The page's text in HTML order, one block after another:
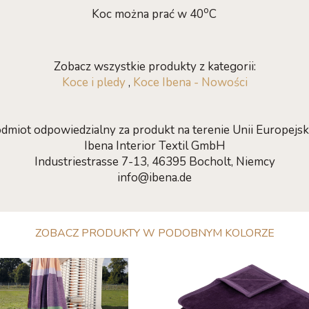
Koc można prać w 40oC
Zobacz wszystkie produkty z kategorii:
Koce i pledy, Koce Ibena - Nowości
odpowiedzialny za produkt na terenie Unii
Ibena Interior Textil GmbH
Industriestrasse 7-13, 46395 Bocholt, Niemcy
info@ibena.de
ZOBACZ PRODUKTY W PODOBNYM KOLORZE